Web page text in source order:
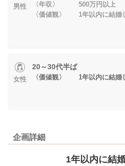
男性
〈年収〉 500万円以上
〈価値観〉 1年以内に結婚
女性
20～30代半ば
〈価値観〉 1年以内に結婚
企画詳細
1年以内に結